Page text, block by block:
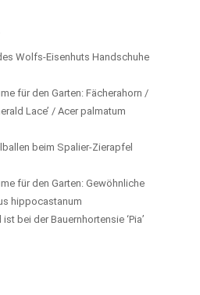
Wolfs-Eisenhuts Handschuhe
für den Garten: Fächerahorn /
Lace’ / Acer palmatum
beim Spalier-Zierapfel
für den Garten: Gewöhnliche
hippocastanum
bei der Bauernhortensie ‘Pia’